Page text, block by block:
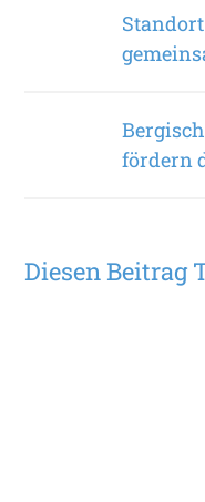
fördern
Diesen Beitrag